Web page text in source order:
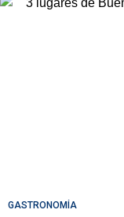
GASTRONOMÍA